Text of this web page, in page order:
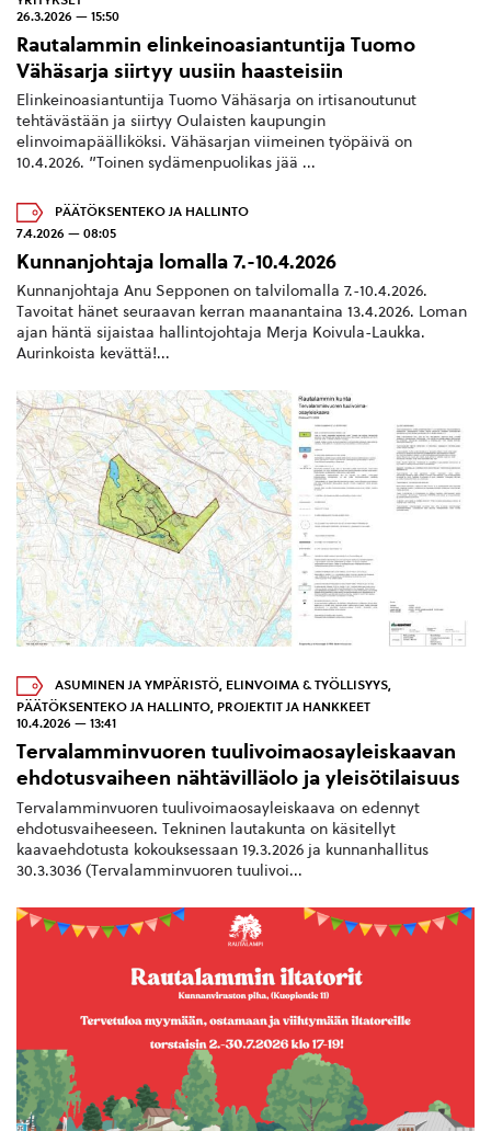
26.3.2026 — 15:50
Rautalammin elinkeinoasiantuntija Tuomo
Vähäsarja siirtyy uusiin haasteisiin
Elinkeinoasiantuntija Tuomo Vähäsarja on irtisanoutunut
tehtävästään ja siirtyy Oulaisten kaupungin
elinvoimapäälliköksi. Vähäsarjan viimeinen työpäivä on
10.4.2026. ”Toinen sydämenpuolikas jää ...
PÄÄTÖKSENTEKO JA HALLINTO
7.4.2026 — 08:05
Kunnanjohtaja lomalla 7.-10.4.2026
Kunnanjohtaja Anu Sepponen on talvilomalla 7.-10.4.2026.
Tavoitat hänet seuraavan kerran maanantaina 13.4.2026. Loman
ajan häntä sijaistaa hallintojohtaja Merja Koivula-Laukka.
Aurinkoista kevättä!...
ASUMINEN JA YMPÄRISTÖ, ELINVOIMA & TYÖLLISYYS,
PÄÄTÖKSENTEKO JA HALLINTO, PROJEKTIT JA HANKKEET
10.4.2026 — 13:41
Tervalamminvuoren tuulivoimaosayleiskaavan
ehdotusvaiheen nähtävilläolo ja yleisötilaisuus
Tervalamminvuoren tuulivoimaosayleiskaava on edennyt
ehdotusvaiheeseen. Tekninen lautakunta on käsitellyt
kaavaehdotusta kokouksessaan 19.3.2026 ja kunnanhallitus
30.3.3036 (Tervalamminvuoren tuulivoi...